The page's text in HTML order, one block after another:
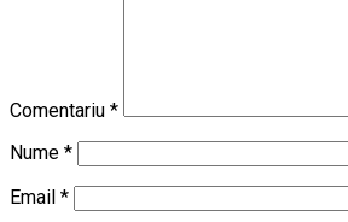
Comentariu *
Nume *
Email *